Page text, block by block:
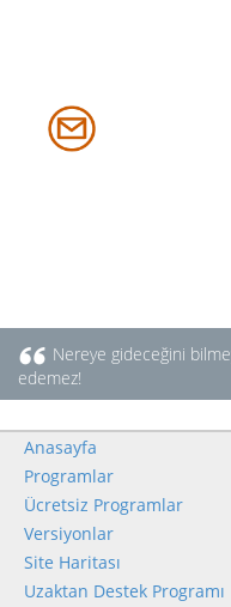
Nereye gideceğini
edemez!
Anasayfa
Programlar
Ücretsiz Programlar
Versiyonlar
Site Haritası
Uzaktan Destek Programı